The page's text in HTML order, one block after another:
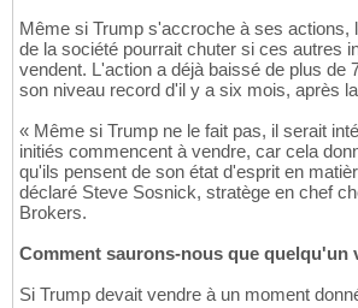
Même si Trump s'accroche à ses actions,
de la société pourrait chuter si ces autres
vendent. L'action a déjà baissé de plus de
son niveau record d'il y a six mois, après
« Même si Trump ne le fait pas, il serait
initiés commencent à vendre, car cela
qu'ils pensent de son état d'esprit en
déclaré Steve Sosnick, stratège en chef
Brokers.
Comment saurons-nous que quelqu'un
Si Trump devait vendre à un moment